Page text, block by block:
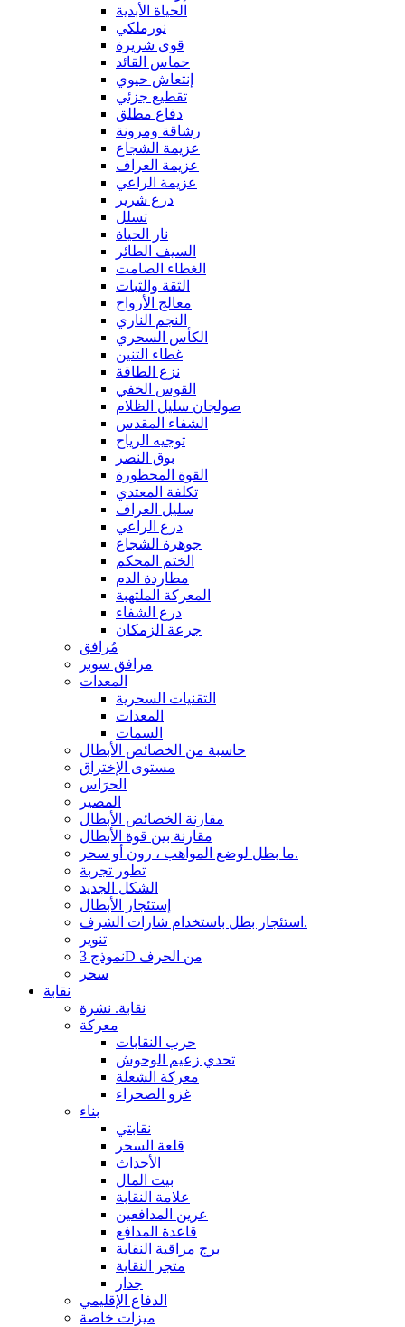
الحياة الأبدية
نورملكي
قوى شريرة
حماس القائد
إنتعاش حيوي
تقطيع جزئي
دفاع مطلق
رشاقة ومرونة
عزيمة الشجاع
عزيمة العراف
عزيمة الراعي
درع شرير
تسلل
نار الحياة
السيف الطائر
الغطاء الصامت
الثقة والثبات
معالج الأرواح
النجم الناري
الكأس السحري
غطاء التنين
نزع الطاقة
القوس الخفي
صولجان سليل الظلام
الشفاء المقدس
توجيه الرياح
بوق النصر
القوة المحظورة
تكلفة المعتدي
سليل العراف
درع الراعي
جوهرة الشجاع
الختم المحكم
مطاردة الدم
المعركة الملتهبة
درع الشفاء
جرعة الزمكان
مُرافق
مرافق سوبر
المعدات
التقنيات السحرية
المعدات
السمات
حاسبة من الخصائص الأبطال
مستوى الإختراق
الحرَاس
المصير
مقارنة الخصائص الأبطال
مقارنة بين قوة الأبطال
ما بطل لوضع المواهب ، رون أو سحر.
تطور تجربة
الشكل الجديد
إستئجار الأبطال
استئجار بطل باستخدام شارات الشرف.
تنوير
نموذج 3D من الحرف
سحر
نقابة
نقابة. نشرة
معركة
حرب النقابات
تحدي زعيم الوحوش
معركة الشعلة
غزو الصحراء
بناء
نقابتي
قلعة السحر
الأحداث
بيت المال
علامة النقابة
عرين المدافعين
قاعدة المدافع
برج مراقبة النقابة
متجر النقابة
جدار
الدفاع الإقليمي
ميزات خاصة